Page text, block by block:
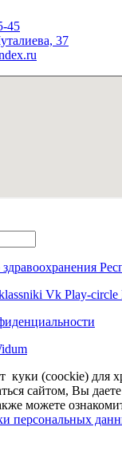
45
37
Vk Play-circle
куки (coockie) для
сайтом, Вы
можете
персональных